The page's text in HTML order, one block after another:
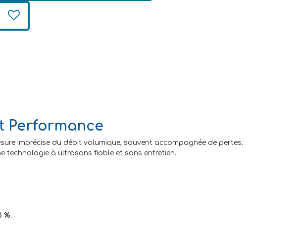
Performance
imprécise du débit volumique, souvent accompagnée de pertes.
technologie à ultrasons fiable et sans entretien.
%.